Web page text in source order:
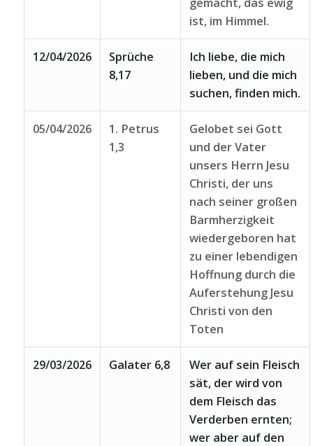
ist, im Himmel.
12/04/2026
Sprüche
8,17
Ich liebe, die mich
lieben, und die mich
suchen, finden mich.
05/04/2026
1. Petrus
1,3
Gelobet sei Gott
und der Vater
unsers Herrn Jesu
Christi, der uns
nach seiner großen
Barmherzigkeit
wiedergeboren hat
zu einer lebendigen
Hoffnung durch die
Auferstehung Jesu
Christi von den
Toten
29/03/2026 Galater 6,8
Wer auf sein Fleisch
sät, der wird von
dem Fleisch das
Verderben ernten;
wer aber auf den